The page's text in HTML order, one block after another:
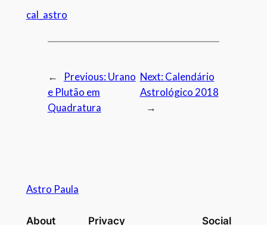
cal_astro
← Previous: Urano
e Plutão em
Quadratura
Next: Calendário
Astrológico 2018
→
Astro Paula
About Privacy Social